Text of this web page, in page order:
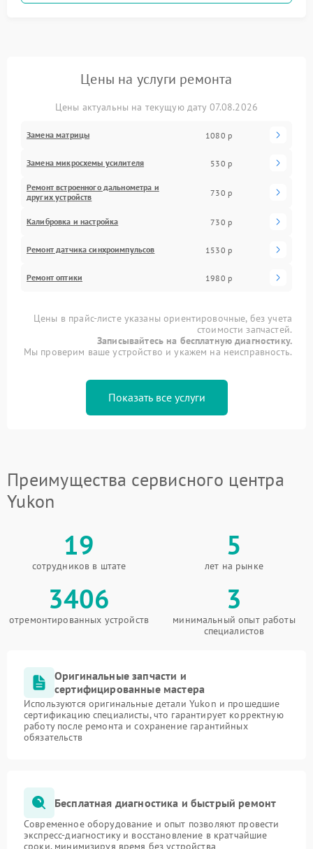
Цены на услуги ремонта
Цены актуальны на текущую дату 07.08.2026
Замена матрицы 1080 р
Замена микросхемы усилителя 530 р
Ремонт встроенного дальнометра и
других устройств
730 р
Калибровка и настройка 730 р
Ремонт датчика синхроимпульсов 1530 р
Ремонт оптики 1980 р
Цены в прайс-листе указаны ориентировочные, без учета
стоимости запчастей.
Записывайтесь на бесплатную диагностику.
Мы проверим ваше устройство и укажем на неисправность.
Показать все услуги
Преимущества сервисного центра
Yukon
19
сотрудников в штате
5
лет на рынке
3406
отремонтированных устройств
3
минимальный опыт работы
специалистов
Оригинальные запчасти и
сертифицированные мастера
Используются оригинальные детали Yukon и прошедшие
сертификацию специалисты, что гарантирует корректную
работу после ремонта и сохранение гарантийных
обязательств
Бесплатная диагностика и быстрый ремонт
Современное оборудование и опыт позволяют провести
экспресс-диагностику и восстановление в кратчайшие
сроки, минимизируя время без устройства